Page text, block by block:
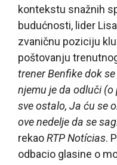
kontekstu snažnih
budućnosti, lider
zvaničnu poziciju
poštovanju
trener Benfike dok
njemu je da odluči
sve ostalo, Ja ću se
ove nedelje da se
rekaoRTP Notícias.
odbacio glasine o